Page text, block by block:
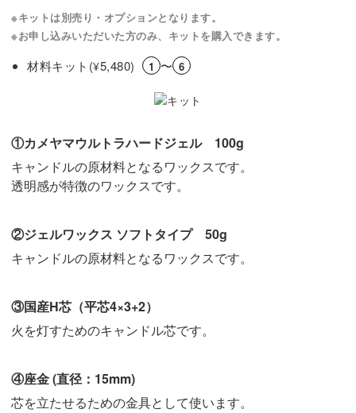
※キットは別売り・オプションとなります。
※お申し込みいただいた方のみ、キットを購入できます。
材料キット(¥5,480) 1 〜 6
①カメヤマウルトラハードジェル 100g
キャンドルの原材料となるワックスです。
透明感が特徴のワックスです。
②ジェルワックス ソフトタイプ 50g
キャンドルの原材料となるワックスです。
③国産H芯（平芯4×3+2）
火を灯すためのキャンドル芯です。
④座金 (直径：15mm)
芯を立たせるための金具として使います。